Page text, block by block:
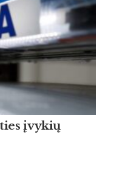
įvykių